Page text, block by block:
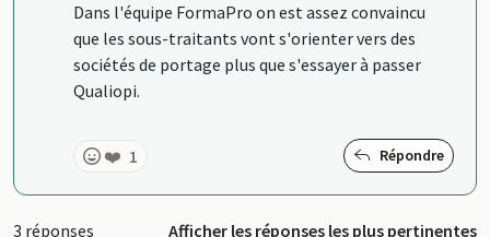
Dans l'équipe FormaPro on est assez convaincu
que les sous-traitants vont s'orienter vers des
sociétés de portage plus que s'essayer à passer
Qualiopi.
❤️ 1 Répondre
3 réponses Afficher les réponses les plus pertinentes